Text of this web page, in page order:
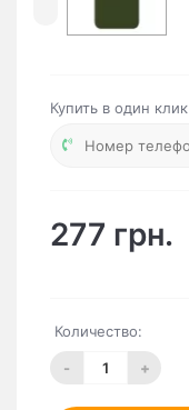
Купить в один клик
277 грн.
Количество:
- +